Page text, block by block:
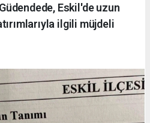
Eskil'de uzun
ilgili müjdeli